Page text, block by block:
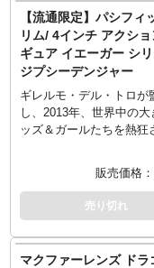
【流通限定】パシフィ
リム/ 4インチ アクショ
ギュア イエーガー シ
ジプシーデンジャー
ギレルモ・デル・トロが
し、2013年、世界中の大
ッズ＆ガールたちを熱狂
品が、マクファーレント
らこの2023年にアクショ
ギュア化となりました！
販売価格：
売り切れ
マクファーレンズ ドラ